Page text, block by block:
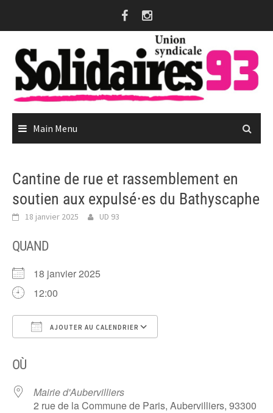
Main Menu
Cantine de rue et rassemblement en
soutien aux expulsé⋅es du Bathyscaphe
18 janvier 2025 UD 93
QUAND
18 janvier 2025
12:00
AJOUTER AU CALENDRIER
OÙ
Mairie d'Aubervilliers
2 rue de la Commune de Paris, Aubervilliers, 93300